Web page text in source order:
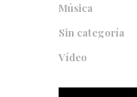
Música
Sin categoría
Vídeo